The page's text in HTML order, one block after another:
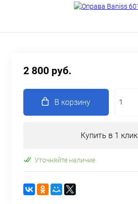
2 800 руб.
В корзину
Купить в 1 клик
Уточняйте наличие